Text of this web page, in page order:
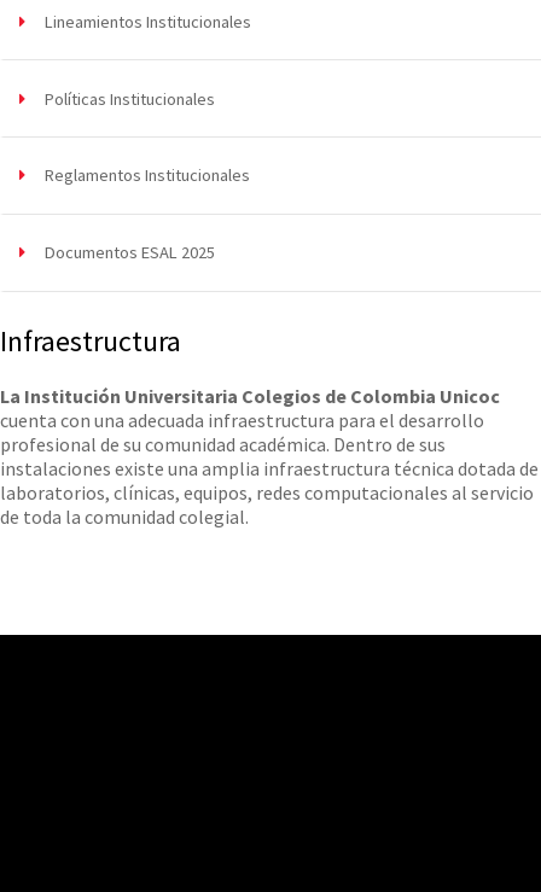
Lineamientos Institucionales
Políticas Institucionales
Reglamentos Institucionales
Documentos ESAL 2025
Infraestructura
La Institución Universitaria Colegios de Colombia Unicoc
cuenta con una adecuada infraestructura para el desarrollo
profesional de su comunidad académica. Dentro de sus
instalaciones existe una amplia infraestructura técnica dotada de
laboratorios, clínicas, equipos, redes computacionales al servicio
de toda la comunidad colegial.